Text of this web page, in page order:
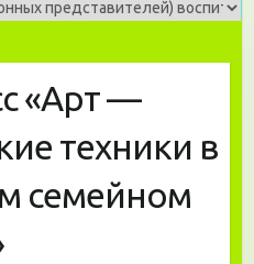
«Арт —
техники в
семейном